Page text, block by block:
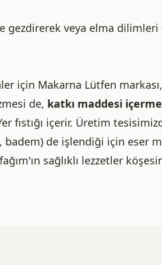
gezdirerek veya elma
için Makarna Lütfen
de, katkı maddesi
fıstığı içerir. Üretim
badem) de işlendiği için eser
sağlıklı lezzetler